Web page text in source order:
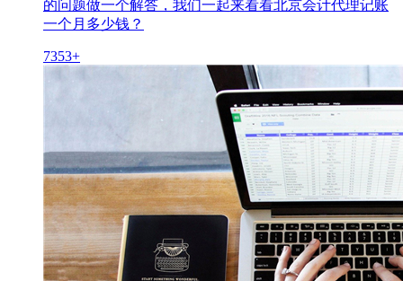
的问题做一个解答，我们一起来看看北京会计代理记账
一个月多少钱？
7353+